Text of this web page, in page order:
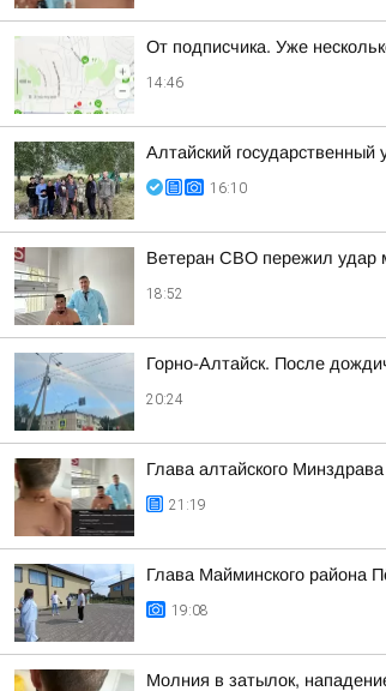
От подписчика. Уже
14:46
Алтайский государственный
16:10
Ветеран СВО пережил удар
18:52
Горно-Алтайск. После
20:24
Глава алтайского
21:19
Глава Майминского района
19:08
Молния в затылок,